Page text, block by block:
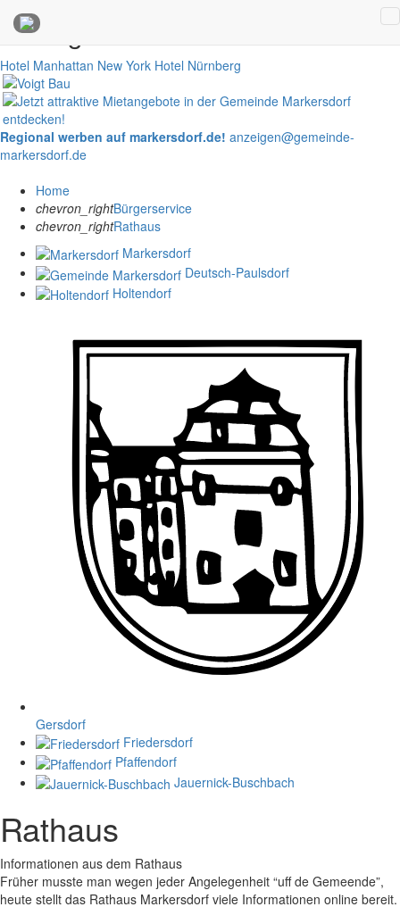
Anzeigen
Hotel Manhattan New York Hotel Nürnberg
Regional werben auf markersdorf.de! anzeigen@gemeinde-
markersdorf.de
Home
chevron_rightBürgerservice
chevron_rightRathaus
Markersdorf
Deutsch-Paulsdorf
Holtendorf
Gersdorf
Friedersdorf
Pfaffendorf
Jauernick-Buschbach
Rathaus
Informationen aus dem Rathaus
Früher musste man wegen jeder Angelegenheit “uff de Gemeende”,
heute stellt das Rathaus Markersdorf viele Informationen online bereit.